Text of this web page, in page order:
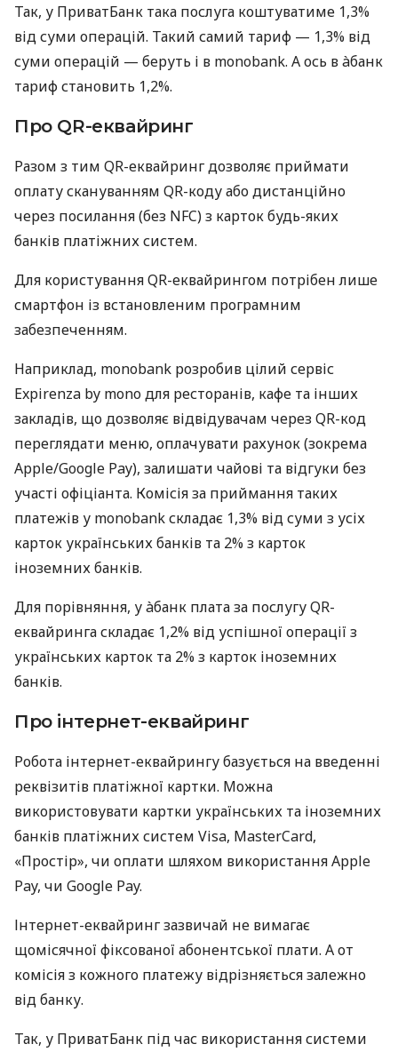
Так, у ПриватБанк така послуга коштуватиме 1,3%
від суми операцій. Такий самий тариф — 1,3% від
суми операцій — беруть і в monobank. А ось в àбанк
тариф становить 1,2%.
Про QR-еквайринг
Разом з тим QR-еквайринг дозволяє приймати
оплату скануванням QR-коду або дистанційно
через посилання (без NFC) з карток будь-яких
банків платіжних систем.
Для користування QR-еквайрингом потрібен лише
смартфон із встановленим програмним
забезпеченням.
Наприклад, monobank розробив цілий сервіс
Expirenza by mono для ресторанів, кафе та інших
закладів, що дозволяє відвідувачам через QR-код
переглядати меню, оплачувати рахунок (зокрема
Apple/Google Pay), залишати чайові та відгуки без
участі офіціанта. Комісія за приймання таких
платежів у monobank складає 1,3% від суми з усіх
карток українських банків та 2% з карток
іноземних банків.
Для порівняння, у àбанк плата за послугу QR-
еквайринга складає 1,2% від успішної операції з
українських карток та 2% з карток іноземних
банків.
Про інтернет-еквайринг
Робота інтернет-еквайрингу базується на введенні
реквізитів платіжної картки. Можна
використовувати картки українських та іноземних
банків платіжних систем Visa, MasterCard,
«Простір», чи оплати шляхом використання Apple
Pay, чи Google Pay.
Інтернет-еквайринг зазвичай не вимагає
щомісячної фіксованої абонентської плати. А от
комісія з кожного платежу відрізняється залежно
від банку.
Так, у ПриватБанк під час використання системи